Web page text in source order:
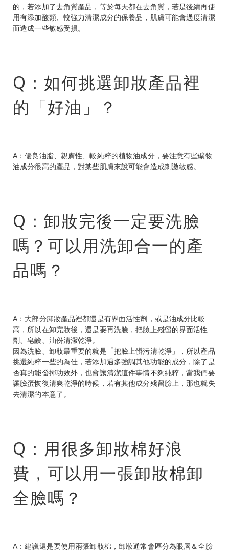
的，若添加了去角質產品，等於每天都在去角質，若是後續再使
用有添加酸類、較強力清潔成分的保養品，肌膚可能會過度清潔
而造成一些敏感受損。
Q：如何挑選卸妝產品裡
的「好油」？
A：優良油脂、親膚性、較純粹的植物油成分，要注意有些礦物
油成分很高的產品，對某些肌膚來說可能會造成刺激敏感。
Q：卸妝完後一定要洗臉
嗎？可以用洗卸合一的產
品嗎？
A：大部分卸妝產品裡都還是有界面活性劑，或是油成分比較
高，所以在卸完妝後，還是要再洗臉，把臉上殘留的界面活性
劑、皂鹼、油份清潔乾淨。
因為洗臉、卸妝最重要的就是「把臉上髒污清乾淨」，所以產品
挑選純粹一些的為佳，若添加過多強調其他功能的成分，除了是
否真的能發揮功效外，也會讓清潔這件事情不夠純粹，當我們要
讓臉蛋恢復清爽乾淨的時候，若有其他成分殘留臉上，那也就失
去清潔的本意了。
Q：用很多卸妝棉好浪
費，可以用一張卸妝棉卸
全臉嗎？
A：建議還是要使用兩張卸妝棉，卸妝通常會區分為眼唇＆全臉